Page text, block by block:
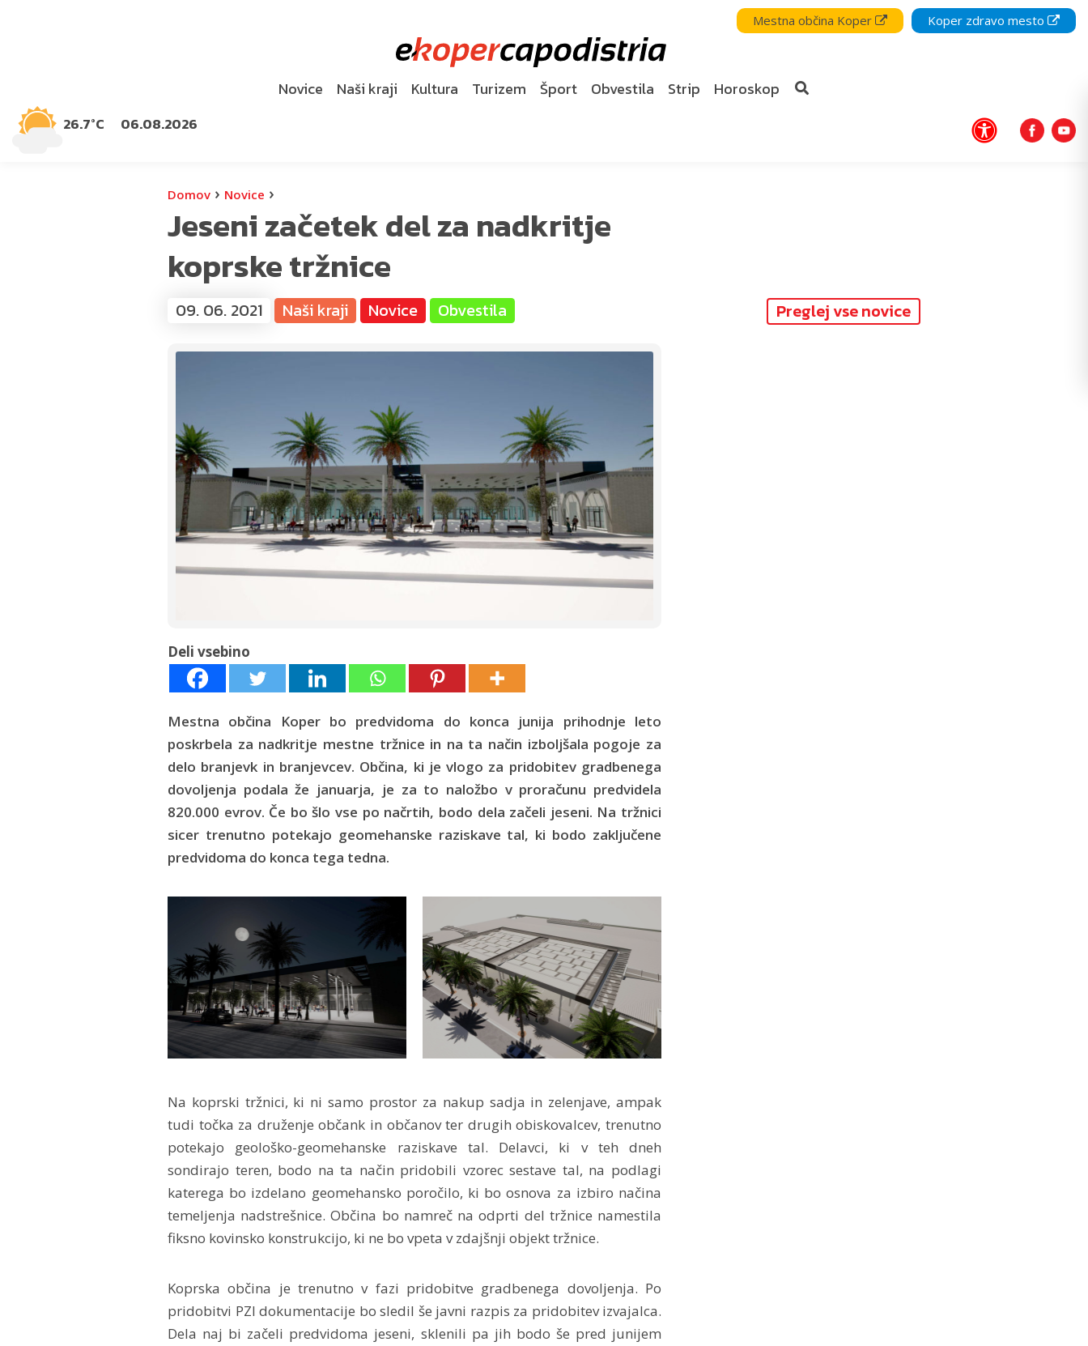
Mestna občina Koper Koper zdravo mesto
26.7°C 06.08.2026
Novice Naši kraji Kultura Turizem Šport Obvestila Strip Horoskop
Domov › Novice ›
Jeseni začetek del za nadkritje
koprske tržnice
09. 06. 2021 Naši kraji Novice Obvestila Preglej vse novice
Deli vsebino
Mestna občina Koper bo predvidoma do konca junija prihodnje leto
poskrbela za nadkritje mestne tržnice in na ta način izboljšala pogoje za
delo branjevk in branjevcev. Občina, ki je vlogo za pridobitev gradbenega
dovoljenja podala že januarja, je za to naložbo v proračunu predvidela
820.000 evrov. Če bo šlo vse po načrtih, bodo dela začeli jeseni. Na tržnici
sicer trenutno potekajo geomehanske raziskave tal, ki bodo zaključene
predvidoma do konca tega tedna.
Na koprski tržnici, ki ni samo prostor za nakup sadja in zelenjave, ampak
tudi točka za druženje občank in občanov ter drugih obiskovalcev, trenutno
potekajo geološko-geomehanske raziskave tal. Delavci, ki v teh dneh
sondirajo teren, bodo na ta način pridobili vzorec sestave tal, na podlagi
katerega bo izdelano geomehansko poročilo, ki bo osnova za izbiro načina
temeljenja nadstrešnice. Občina bo namreč na odprti del tržnice namestila
fiksno kovinsko konstrukcijo, ki ne bo vpeta v zdajšnji objekt tržnice.
Koprska občina je trenutno v fazi pridobitve gradbenega dovoljenja. Po
pridobitvi PZI dokumentacije bo sledil še javni razpis za pridobitev izvajalca.
Dela naj bi začeli predvidoma jeseni, sklenili pa jih bodo še pred junijem